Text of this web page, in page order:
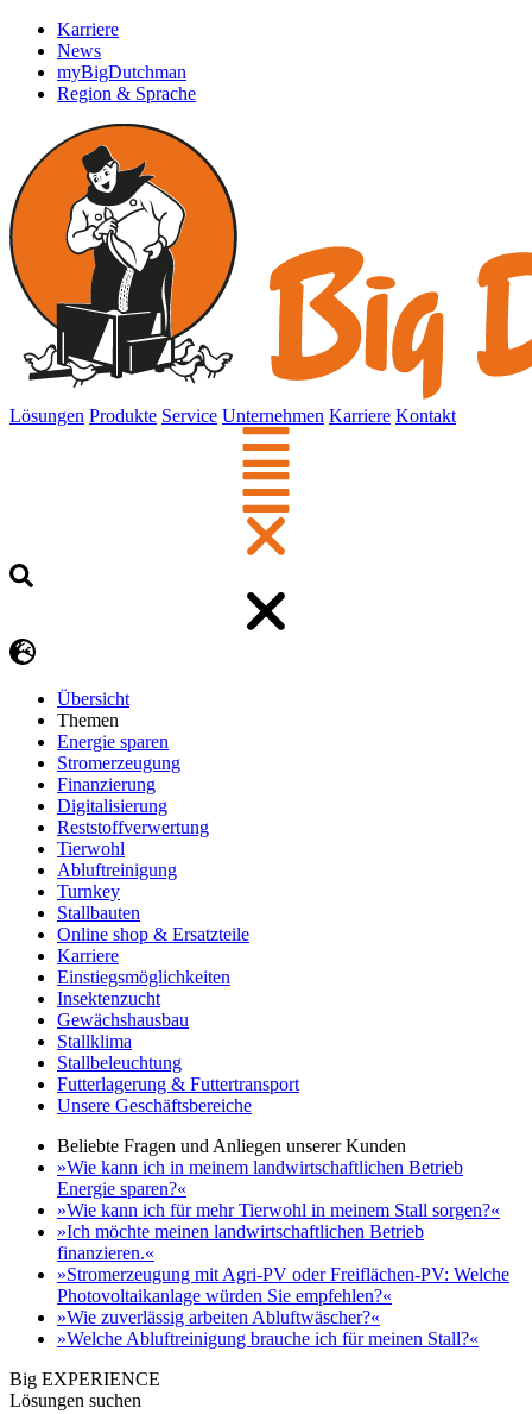
Karriere
News
myBigDutchman
Region & Sprache
Lösungen Produkte Service Unternehmen Karriere Kontakt
Übersicht
Themen
Energie sparen
Stromerzeugung
Finanzierung
Digitalisierung
Reststoffverwertung
Tierwohl
Abluftreinigung
Turnkey
Stallbauten
Online shop & Ersatzteile
Karriere
Einstiegsmöglichkeiten
Insektenzucht
Gewächshausbau
Stallklima
Stallbeleuchtung
Futterlagerung & Futtertransport
Unsere Geschäftsbereiche
Beliebte Fragen und Anliegen unserer Kunden
»Wie kann ich in meinem landwirtschaftlichen Betrieb
Energie sparen?«
»Wie kann ich für mehr Tierwohl in meinem Stall sorgen?«
»Ich möchte meinen landwirtschaftlichen Betrieb
finanzieren.«
»Stromerzeugung mit Agri-PV oder Freiflächen-PV: Welche
Photovoltaikanlage würden Sie empfehlen?«
»Wie zuverlässig arbeiten Abluftwäscher?«
»Welche Abluftreinigung brauche ich für meinen Stall?«
Big EXPERIENCE
Lösungen suchen